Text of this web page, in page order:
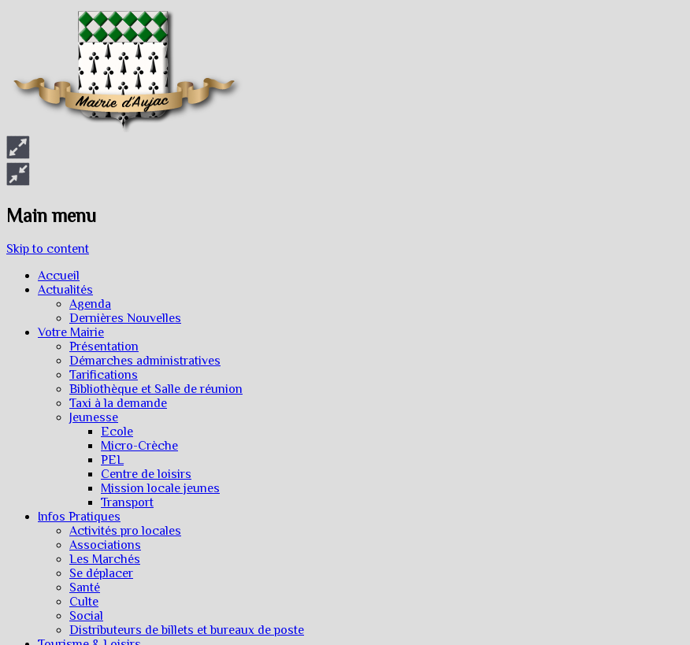
Main menu
Skip to content
Accueil
Actualités
Agenda
Dernières Nouvelles
Votre Mairie
Présentation
Démarches administratives
Tarifications
Bibliothèque et Salle de réunion
Taxi à la demande
Jeunesse
Ecole
Micro-Crèche
PEL
Centre de loisirs
Mission locale jeunes
Transport
Infos Pratiques
Activités pro locales
Associations
Les Marchés
Se déplacer
Santé
Culte
Social
Distributeurs de billets et bureaux de poste